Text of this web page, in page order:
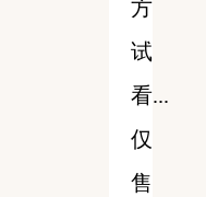
方
试
看...
仅
售